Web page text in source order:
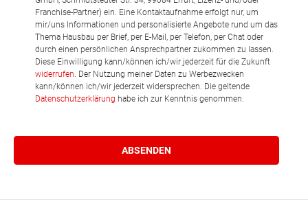
Franchise-Partner) ein. Eine Kontaktaufnahme erfolgt nur, um
mir/uns Informationen und personalisierte Angebote rund um das
Thema Hausbau per Brief, per E-Mail, per Telefon, per Chat oder
durch einen persönlichen Ansprechpartner zukommen zu lassen.
Diese Einwilligung kann/können ich/wir jederzeit für die Zukunft
widerrufen. Der Nutzung meiner Daten zu Werbezwecken
kann/können ich/wir jederzeit widersprechen. Die geltende
Datenschutzerklärung habe ich zur Kenntnis genommen.